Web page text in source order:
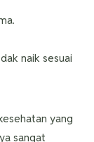
naik sesuai
yang
sangat